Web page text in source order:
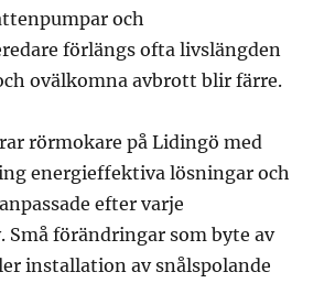
och
förlängs ofta livslängden
ovälkomna avbrott blir färre.
rörmokare på Lidingö med
energieffektiva lösningar och
efter varje
Små förändringar som byte av
installation av snålspolande